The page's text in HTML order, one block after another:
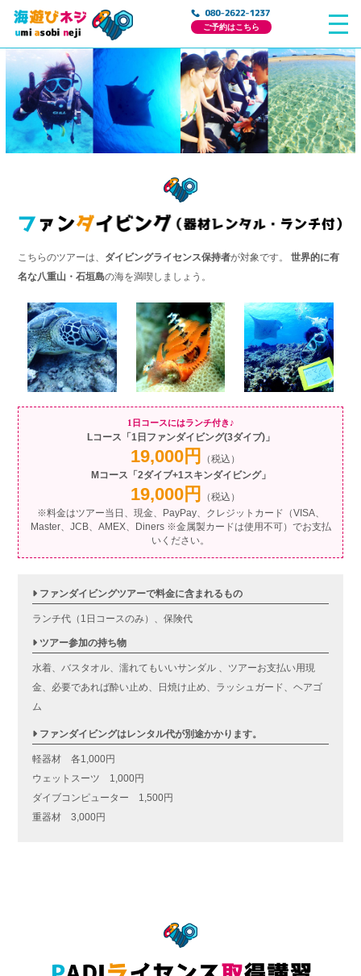
ご予約はこちら
こちらのツアーは、 ダイビングライセンス保持者が対象です。
世界的に有
名な八重山・石垣島の海を満喫しましょう。
1日コースにはランチ付き♪
Lコース「1日ファンダイビング(3ダイブ)」
19,000円
（税込）
Mコース「2ダイブ+1スキンダイビング」
19,000円
（税込）
※料金はツアー当日、現金、PayPay、クレジットカード（VISA、
Master、JCB、AMEX、Diners ※金属製カードは使用不可）でお支払
いください。
ファンダイビングツアーで料金に含まれるもの
ランチ代（1日コースのみ）、保険代
ツアー参加の持ち物
水着、バスタオル、濡れてもいいサンダル 、ツアーお支払い用現
金、必要であれば酔い止め、日焼け止め、ラッシュガード、ヘアゴ
ム
ファンダイビングはレンタル代が別途かかります。
軽器材 各1,000円
ウェットスーツ 1,000円
ダイブコンピューター 1,500円
重器材 3,000円